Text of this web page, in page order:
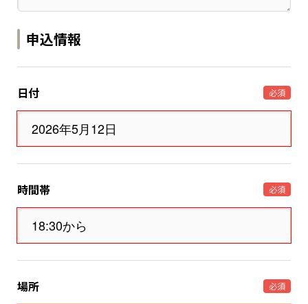
申込情報
日付 必須
時間帯 必須
場所 必須